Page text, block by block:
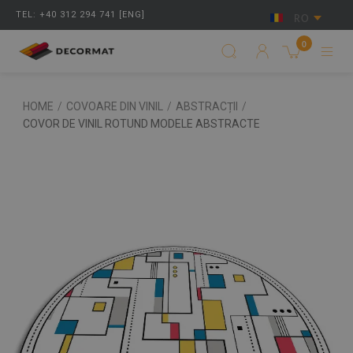
TEL: +40 312 294 741 [ENG] RO
0
HOME / COVOARE DIN VINIL / ABSTRACȚII
/
COVOR DE VINIL ROTUND MODELE ABSTRACTE